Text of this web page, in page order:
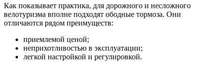
Как показывает практика, для дорожного и несложного
велотуризма вполне подходят ободные тормоза. Они
отличаются рядом преимуществ:
приемлемой ценой;
неприхотливостью в эксплуатации;
легкой настройкой и регулировкой.